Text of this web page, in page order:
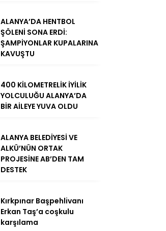
ALANYA’DA HENTBOL
ŞÖLENİ SONA ERDİ:
ŞAMPİYONLAR KUPALARINA
KAVUŞTU
400 KİLOMETRELİK İYİLİK
YOLCULUĞU ALANYA’DA
BİR AİLEYE YUVA OLDU
ALANYA BELEDİYESİ VE
ALKÜ’NÜN ORTAK
PROJESİNE AB’DEN TAM
DESTEK
Kırkpınar Başpehlivanı
Erkan Taş’a coşkulu
karşılama